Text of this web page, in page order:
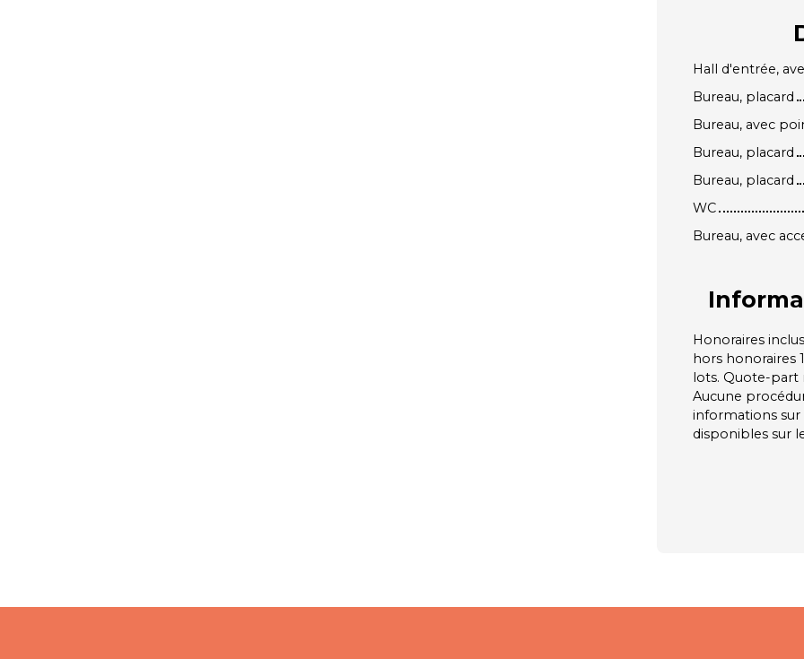
Hall d'entrée,
Bureau, placard
Bureau, avec
Bureau, placard
Bureau, placard
WC
Bureau, avec
Honoraires
hors honoraires
lots. Quote-part
Aucune
informations sur
disponibles sur